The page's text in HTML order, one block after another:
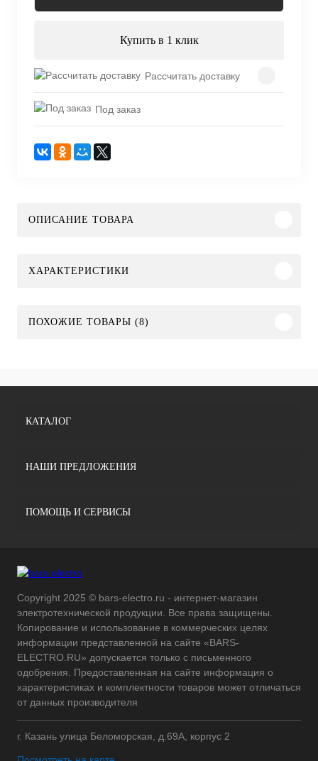
Купить в 1 клик
Рассчитать доставку
Под заказ
ОПИСАНИЕ ТОВАРА
ХАРАКТЕРИСТИКИ
ПОХОЖИЕ ТОВАРЫ (8)
КАТАЛОГ
НАШИ ПРЕДЛОЖЕНИЯ
ПОМОЩЬ И СЕРВИСЫ
Copyright 2025 © bars-electro.ru - интернет-магазин
электротехнической продукции. Все права защищены.
Копирование и использование в коммерческих целях
информации представленной на сайте «BARS-
ELECTRO.RU» допускается только с письменного
одобрения. Предоставленная на сайте информация о
характеристиках и комплектности товаров может отличаться
от данных производителя
г. Казань улица Беломорская, д.69А, корпус 2